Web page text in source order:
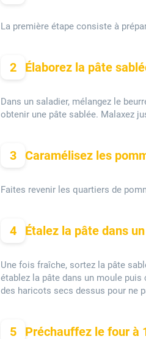
La première étape consiste à
2 Élaborez la pâte
Dans un saladier, mélangez le
obtenir une pâte sablée. Malaxez
3 Caramélisez les
Faites revenir les quartiers de
4 Étalez la pâte dans
Une fois fraîche, sortez la pâte
établez la pâte dans un moule
des haricots secs dessus pour ne
5 Préchauffez le four à